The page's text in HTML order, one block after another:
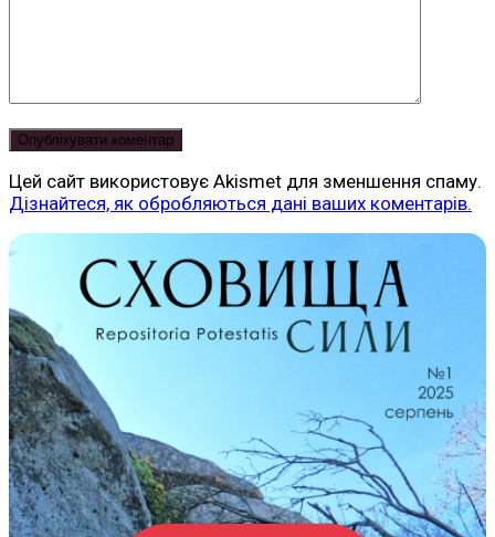
Цей сайт використовує Akismet для зменшення спаму.
Дізнайтеся, як обробляються дані ваших коментарів.